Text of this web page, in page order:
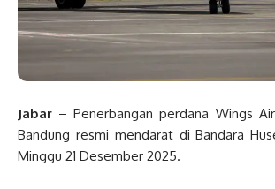
Jabar – Penerbangan perdana Wings
Bandung resmi mendarat di Bandara
Minggu 21 Desember 2025.